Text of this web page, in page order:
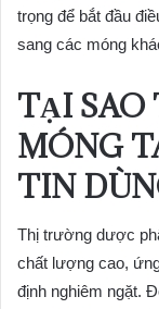
trọng để bắt đầu
sang các móng
TẠI SAO
MÓNG
TIN
Thị trường dược
chất lượng cao,
định nghiêm ngặt.